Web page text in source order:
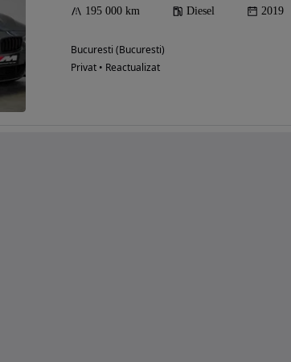
195 000 km Diesel 2019
Bucuresti (Bucuresti)
Privat • Reactualizat